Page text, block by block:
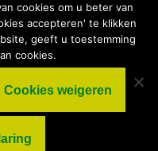
BV |Algemene
statement
cookies om u beter van
accepteren' te klikken
geeft u toestemming
cookies.
Cookies weigeren